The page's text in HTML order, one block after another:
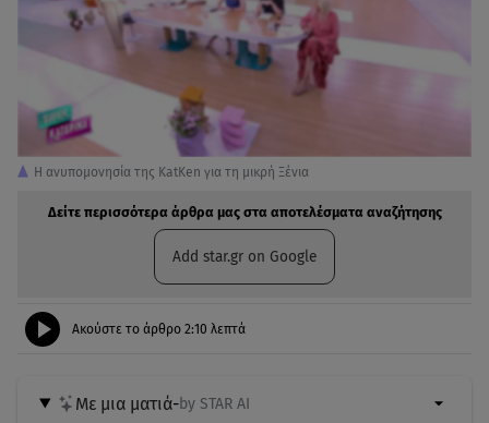
Η ανυπομονησία της KatKen για τη μικρή Ξένια
Δείτε περισσότερα άρθρα μας στα αποτελέσματα αναζήτησης
Add star.gr on Google
Ακούστε το άρθρο 2:10 λεπτά
Με μια ματιά-by STAR AI